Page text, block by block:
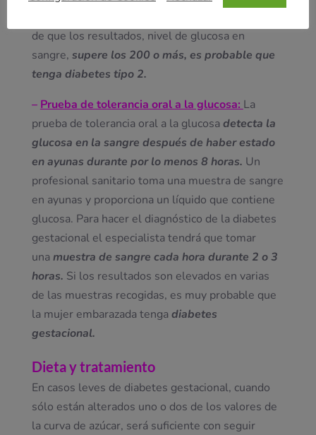
de que los resultados, nivel de glucosa en
sangre, supere los 200 o más, es probable que
tenga diabetes tipo 2.
– Prueba de tolerancia oral a la glucosa: La
prueba de tolerancia oral a la glucosa detecta la
glucosa en la sangre después de haber estado
en ayunas durante por lo menos 8 horas. Un
profesional sanitario toma una muestra de sangre
en ayunas y proporciona un líquido que contiene
glucosa. Para hacer el diagnóstico de la diabetes
gestacional el especialista tendrá que tomar
una muestra de sangre cada hora durante 2 o 3
horas. Si los resultados son elevados en varias
de las muestras recogidas, es muy probable que
la mujer embarazada tenga diabetes
gestacional.
Dieta y tratamiento
En casos leves de diabetes gestacional, cuando
sólo están alterados uno o dos de los valores de
la curva de azúcar, será suficiente con seguir